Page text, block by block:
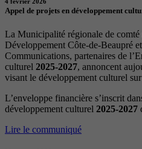
Appel de projets en développement
La Municipalité régionale de
Développement Côte-de-Beaupré
Communications, partenaires de
culturel 2025-2027, annoncent
visant le développement culturel
L’enveloppe financière s’inscrit
développement culturel 2025-2027
Lire le communiqué